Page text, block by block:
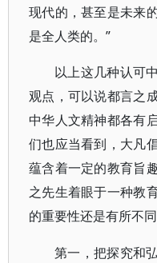
现代的，甚至是未来
是全人类的。”
以上这几种认可
观点，可以说都言之
中华人文精神都各有
们也应当看到，大凡
蕴含着一定的教育旨
之先生着眼于一种教
的重要性还是有所不同
第一，把探究和